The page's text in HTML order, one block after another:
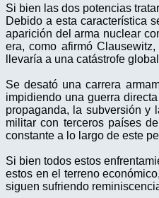
Si bien las dos potencias
Debido a esta característica
aparición del arma nuclear
era, como afirmó
llevaría a una catástrofe
Se desató una carrera
impidiendo una guerra
propaganda, la subversión y
militar con terceros países
constante a lo largo de este
Si bien todos estos
estos en el terreno
siguen sufriendo